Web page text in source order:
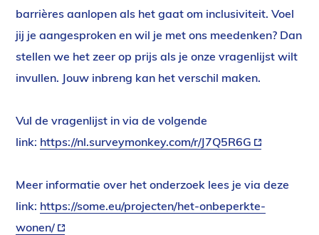
barrières aanlopen als het gaat om inclusiviteit. Voel
jij je aangesproken en wil je met ons meedenken? Dan
stellen we het zeer op prijs als je onze vragenlijst wilt
invullen. Jouw inbreng kan het verschil maken.
Vul de vragenlijst in via de volgende
link: https://nl.surveymonkey.com/r/J7Q5R6G (externe
Meer informatie over het onderzoek lees je via deze
link: https://some.eu/projecten/het-onbeperkte-
wonen/ (externe